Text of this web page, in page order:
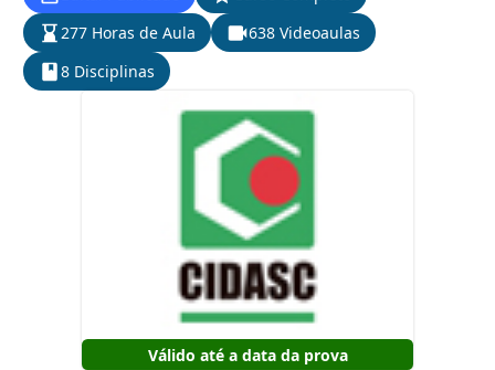
277 Horas de Aula
638 Videoaulas
8 Disciplinas
Válido até a data da prova